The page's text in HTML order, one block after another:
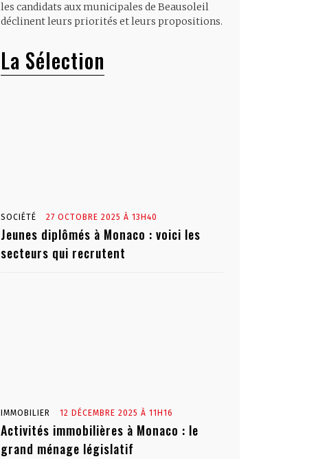
les candidats aux municipales de Beausoleil
déclinent leurs priorités et leurs propositions.
La Sélection
SOCIÉTÉ 27 OCTOBRE 2025 À 13H40
Jeunes diplômés à Monaco : voici les
secteurs qui recrutent
IMMOBILIER 12 DÉCEMBRE 2025 À 11H16
Activités immobilières à Monaco : le
grand ménage législatif